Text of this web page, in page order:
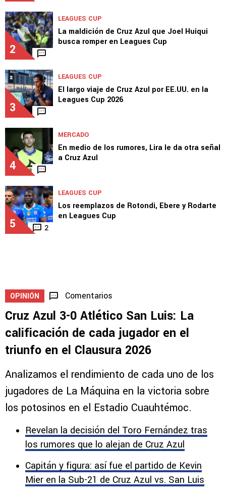
2
LEAGUES CUP
La maldición de Cruz Azul que Joel Huiqui
busca romper en Leagues Cup
3
LEAGUES CUP
El largo viaje de Cruz Azul por EE.UU. en la
Leagues Cup 2026
4
MERCADO
En medio de los rumores, Lira le da otra señal
a Cruz Azul
5 2
LEAGUES CUP
Los reemplazos de Rotondi, Ebere y Rodarte
en Leagues Cup
OPINIÓN Comentarios
Cruz Azul 3-0 Atlético San Luis: La
calificación de cada jugador en el
triunfo en el Clausura 2026
Analizamos el rendimiento de cada uno de los
jugadores de La Máquina en la victoria sobre
los potosinos en el Estadio Cuauhtémoc.
Revelan la decisión del Toro Fernández tras
los rumores que lo alejan de Cruz Azul
Capitán y figura: así fue el partido de Kevin
Mier en la Sub-21 de Cruz Azul vs. San Luis